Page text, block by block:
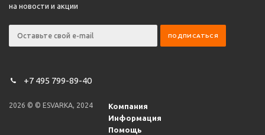
на новости и акции
+7 495 799-89-40
2026 © © ESVARKA, 2024
Компания
Информация
Помощь